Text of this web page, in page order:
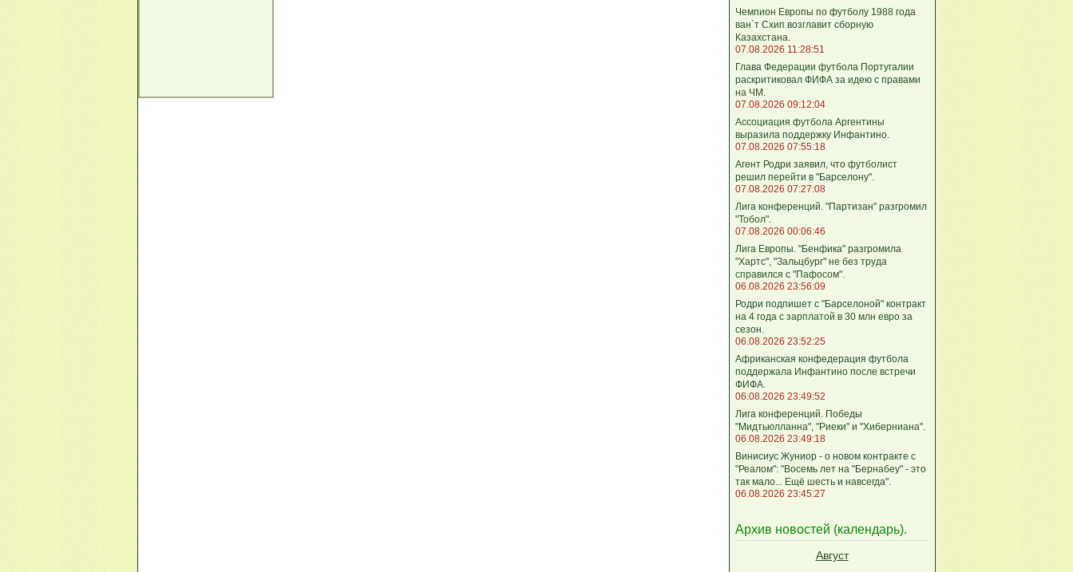
Чемпион Европы по футболу 1988 года
ван`т Схип возглавит сборную
Казахстана.
07.08.2026 11:28:51
Глава Федерации футбола Португалии
раскритиковал ФИФА за идею с правами
на ЧМ.
07.08.2026 09:12:04
Ассоциация футбола Аргентины
выразила поддержку Инфантино.
07.08.2026 07:55:18
Агент Родри заявил, что футболист
решил перейти в "Барселону".
07.08.2026 07:27:08
Лига кoнференций. "Партизан" разгромил
"Тобол".
07.08.2026 00:06:46
Лига Европы. "Бенфика" разгромила
"Хартс", "Зальцбург" не без труда
справился с "Пафосом".
06.08.2026 23:56:09
Родри подпишет с "Барселоной" контракт
на 4 года с зарплатой в 30 млн евро за
сезон.
06.08.2026 23:52:25
Африканская конфедерация футбола
поддержала Инфантино после встречи
ФИФА.
06.08.2026 23:49:52
Лига кoнференций. Победы
"Мидтьюлланна", "Риеки" и "Хиберниана".
06.08.2026 23:49:18
Винисиус Жуниор - о новом контракте с
"Реалом": "Восемь лет на "Бернабеу" - это
так мало... Ещё шесть и навсегда".
06.08.2026 23:45:27
Архив новостей (календарь).
Август